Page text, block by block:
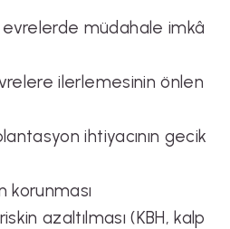
müdahale imkâ
ilerlemesinin önlen
ihtiyacının gecik
korunması
azaltılması (KBH, kalp